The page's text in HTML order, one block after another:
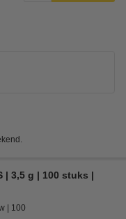
| 3,5 g | 100 stuks |
100